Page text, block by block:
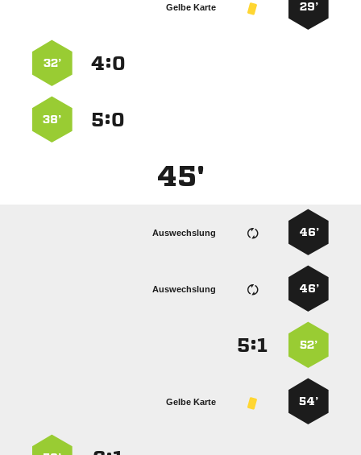
29’
Gelbe Karte
:
32’
:
38’
45'
46’
Auswechslung
46’
Auswechslung
52’
:
54’
Gelbe Karte